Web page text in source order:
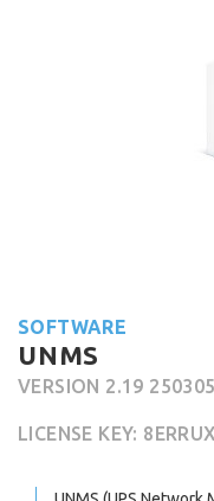
SOFTWARE
UNMS
VERSION 2.19 250305
LICENSE KEY: